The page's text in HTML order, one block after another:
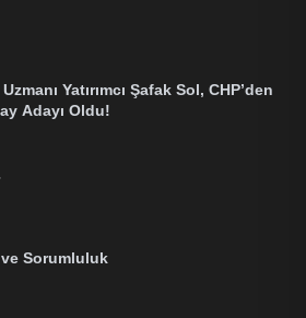
Yatırımcı Şafak Sol, CHP’den
Adayı Oldu!
ve Sorumluluk